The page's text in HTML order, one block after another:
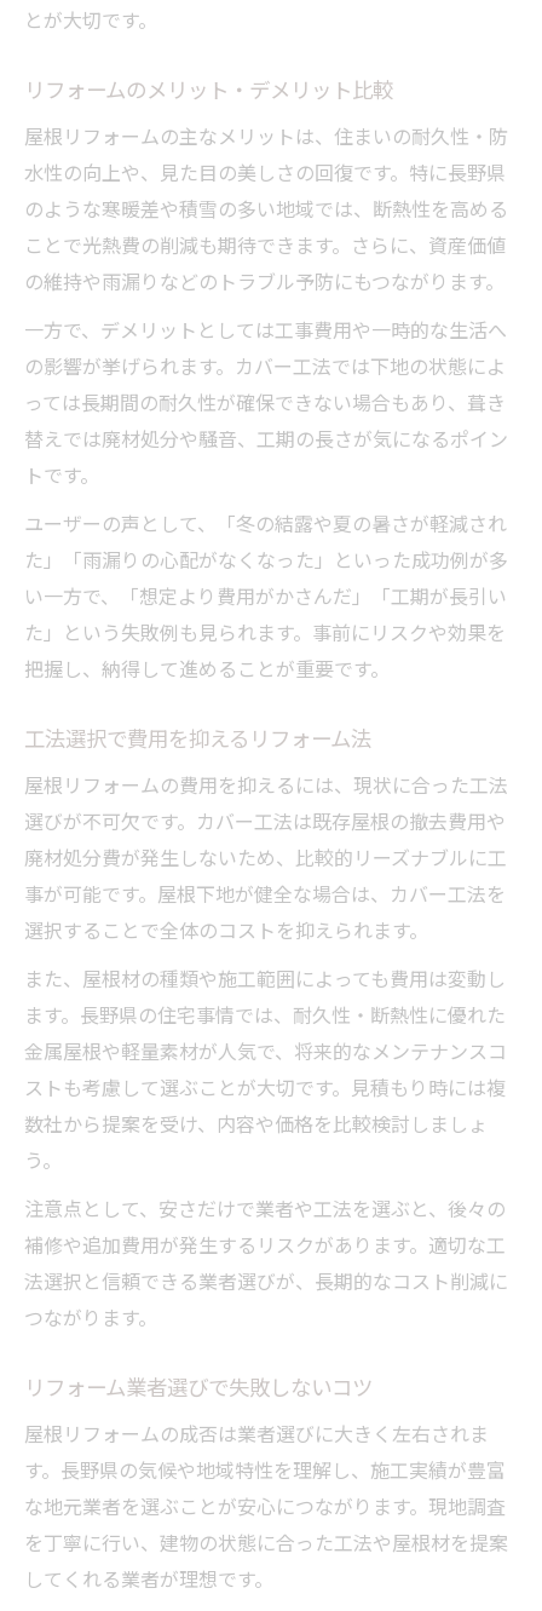
とが大切です。
リフォームのメリット・デメリット比較
屋根リフォームの主なメリットは、住まいの耐久性・防
水性の向上や、見た目の美しさの回復です。特に長野県
のような寒暖差や積雪の多い地域では、断熱性を高める
ことで光熱費の削減も期待できます。さらに、資産価値
の維持や雨漏りなどのトラブル予防にもつながります。
一方で、デメリットとしては工事費用や一時的な生活へ
の影響が挙げられます。カバー工法では下地の状態によ
っては長期間の耐久性が確保できない場合もあり、葺き
替えでは廃材処分や騒音、工期の長さが気になるポイン
トです。
ユーザーの声として、「冬の結露や夏の暑さが軽減され
た」「雨漏りの心配がなくなった」といった成功例が多
い一方で、「想定より費用がかさんだ」「工期が長引い
た」という失敗例も見られます。事前にリスクや効果を
把握し、納得して進めることが重要です。
工法選択で費用を抑えるリフォーム法
屋根リフォームの費用を抑えるには、現状に合った工法
選びが不可欠です。カバー工法は既存屋根の撤去費用や
廃材処分費が発生しないため、比較的リーズナブルに工
事が可能です。屋根下地が健全な場合は、カバー工法を
選択することで全体のコストを抑えられます。
また、屋根材の種類や施工範囲によっても費用は変動し
ます。長野県の住宅事情では、耐久性・断熱性に優れた
金属屋根や軽量素材が人気で、将来的なメンテナンスコ
ストも考慮して選ぶことが大切です。見積もり時には複
数社から提案を受け、内容や価格を比較検討しましょ
う。
注意点として、安さだけで業者や工法を選ぶと、後々の
補修や追加費用が発生するリスクがあります。適切な工
法選択と信頼できる業者選びが、長期的なコスト削減に
つながります。
リフォーム業者選びで失敗しないコツ
屋根リフォームの成否は業者選びに大きく左右されま
す。長野県の気候や地域特性を理解し、施工実績が豊富
な地元業者を選ぶことが安心につながります。現地調査
を丁寧に行い、建物の状態に合った工法や屋根材を提案
してくれる業者が理想です。